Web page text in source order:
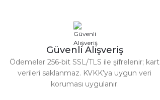
Ürün fiyatı diğer sitelerden daha pahalı.
Bu ürüne benzer farklı alternatifler olmalı.
Güvenli Alışveriş
Ödemeler 256-bit SSL/TLS ile şifrelenir; kart
verileri saklanmaz. KVKK’ya uygun veri
koruması uygulanır.